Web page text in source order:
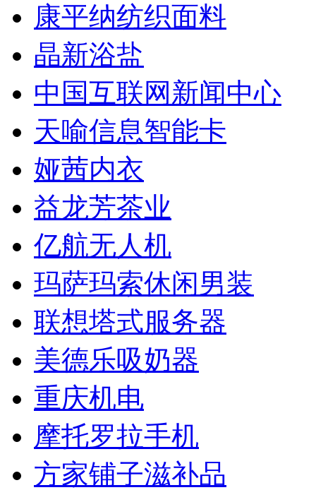
康平纳纺织面料
晶新浴盐
中国互联网新闻中心
天喻信息智能卡
娅茜内衣
益龙芳茶业
亿航无人机
玛萨玛索休闲男装
联想塔式服务器
美德乐吸奶器
重庆机电
摩托罗拉手机
方家铺子滋补品